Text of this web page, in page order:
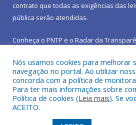
contrato que todas as exigências das
pública serão atendidas.
Conheça o PNTP e o Radar da
Todos os direitos reservados a
do Araguaia.
Nós usamos cookies para melhorar
navegação no portal. Ao utilizar
concorda com a política de
Para ter mais informações sobre
Política de cookies (Leia mais). Se
ACEITO.